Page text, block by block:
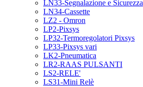
LN33-Segnalazione e Sicurezza
LN34-Cassette
LZ2 - Omron
LP2-Pixsys
LP32-Termoregolatori Pixsys
LP33-Pixsys vari
LK2-Pneumatica
LR2-RAAS PULSANTI
LS2-RELE'
LS31-Mini Relè